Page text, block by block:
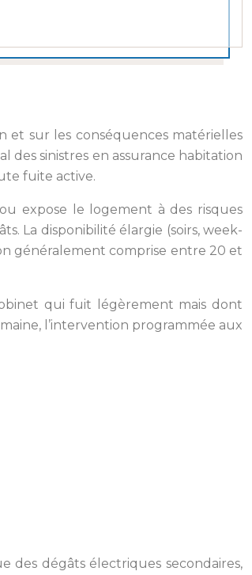
et sur les conséquences matérielles
des sinistres en assurance habitation
fuite active.
expose le logement à des risques
La disponibilité élargie (soirs, week-
généralement comprise entre 20 et
qui fuit légèrement mais dont
l’intervention programmée aux
des dégâts électriques secondaires,